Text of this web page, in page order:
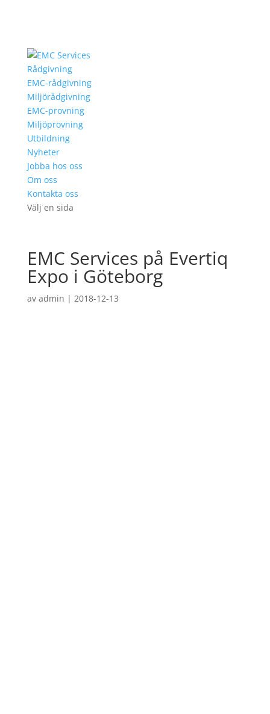
Rådgivning
EMC-rådgivning
Miljörådgivning
EMC-provning
Miljöprovning
Utbildning
Nyheter
Jobba hos oss
Om oss
Kontakta oss
Välj en sida
EMC Services på Evertiq
Expo i Göteborg
av admin | 2018-12-13